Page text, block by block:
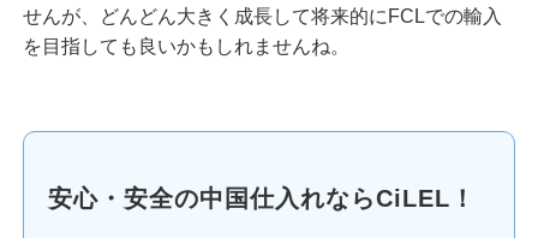
せんが、どんどん大きく成長して将来的にFCLでの輸入
を目指しても良いかもしれませんね。
安心・安全の中国仕入れならCiLEL！